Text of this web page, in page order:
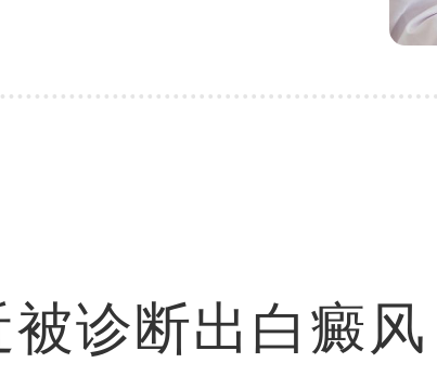
诊断出白癜